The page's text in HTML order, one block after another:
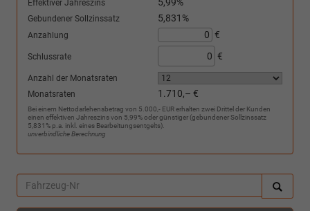
Effektiver Jahreszins
Gebundener Sollzinssatz 5,831%
Anzahlung €
Schlussrate €
Anzahl der Monatsraten
Monatsraten
1.710,– €
Bei einem Nettodarlehensbetrag von 5.000,- EUR erhalten zwei Drittel der Kunden
einen effektiven Jahreszins von 5,99% oder günstiger (gebundener Sollzinssatz
5,831% p.a. inkl. eines Bearbeitungsentgelts).
unverbindliche Berechnung